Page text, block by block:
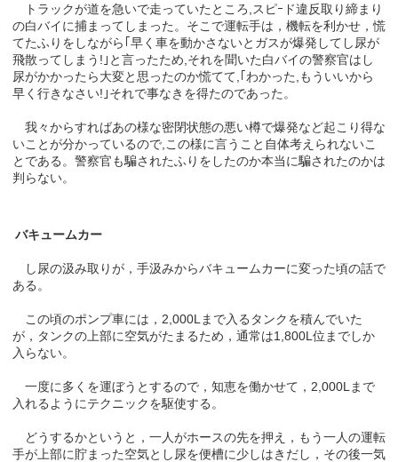
トラックが道を急いで走っていたところ,スピｰド違反取り締まり
の白バイに捕まってしまった。そこで運転手は，機転を利かせ，慌
てたふりをしながら｢早く車を動かさないとガスが爆発してし尿が
飛散ってしまう!｣と言ったため,それを聞いた白バイの警察官はし
尿がかかったら大変と思ったのか慌てて,｢わかった,もういいから
早く行きなさい!｣それで事なきを得たのであった。
我々からすればあの様な密閉状態の悪い樽で爆発など起こり得な
いことが分かっているので,この様に言うこと自体考えられないこ
とである。警察官も騙されたふりをしたのか本当に騙されたのかは
判らない。
バキュームカー
し尿の汲み取りが，手汲みからバキュームカーに変った頃の話で
ある。
この頃のポンプ車には，2,000Lまで入るタンクを積んでいた
が，タンクの上部に空気がたまるため，通常は1,800L位までしか
入らない。
一度に多くを運ぼうとするので，知恵を働かせて，2,000Lまで
入れるようにテクニックを駆使する。
どうするかというと，一人がホースの先を押え，もう一人の運転
手が上部に貯まった空気とし尿を便槽に少しはきだし，その後一気